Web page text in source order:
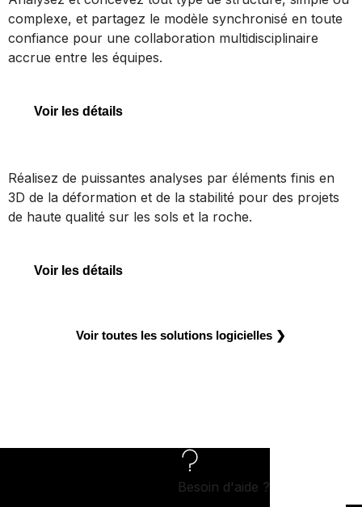
STAAD
complexe, et partagez le modèle synchronisé en toute
confiance pour une collaboration multidisciplinaire
accrue entre les équipes.
Voir les détails
Réalisez de puissantes analyses par éléments finis en
3D de la déformation et de la stabilité pour des projets
de haute qualité sur les sols et la roche.
Voir les détails
Voir toutes les solutions logicielles ❯
Besoin d'aide ?